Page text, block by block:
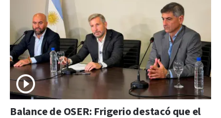
Balance de OSER: Frigerio destacó que el